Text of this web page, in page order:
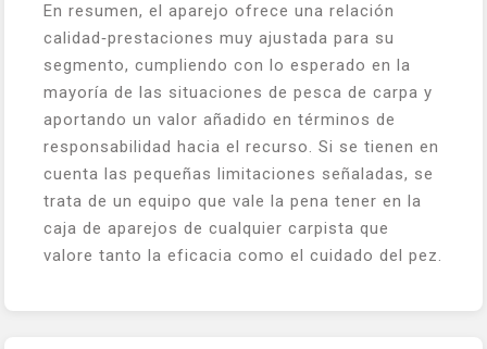
En resumen, el aparejo ofrece una relación
calidad‑prestaciones muy ajustada para su
segmento, cumpliendo con lo esperado en la
mayoría de las situaciones de pesca de carpa y
aportando un valor añadido en términos de
responsabilidad hacia el recurso. Si se tienen en
cuenta las pequeñas limitaciones señaladas, se
trata de un equipo que vale la pena tener en la
caja de aparejos de cualquier carpista que
valore tanto la eficacia como el cuidado del pez.